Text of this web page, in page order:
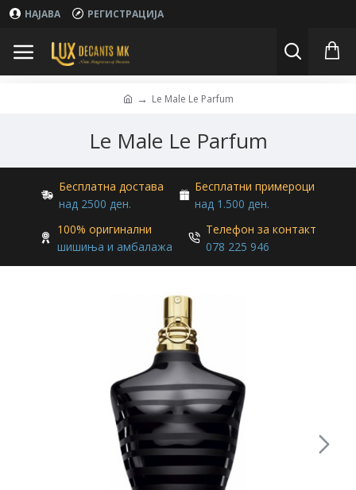
НАЈАВА РЕГИСТРАЦИЈА
Le Male Le Parfum
Le Male Le Parfum
Бесплатна достава
над 2500 ден.
Бесплатни примероци
над 1.500 ден.
100% оригинални
шишиња и амбалажа
Телефон за контакт
078 225 946